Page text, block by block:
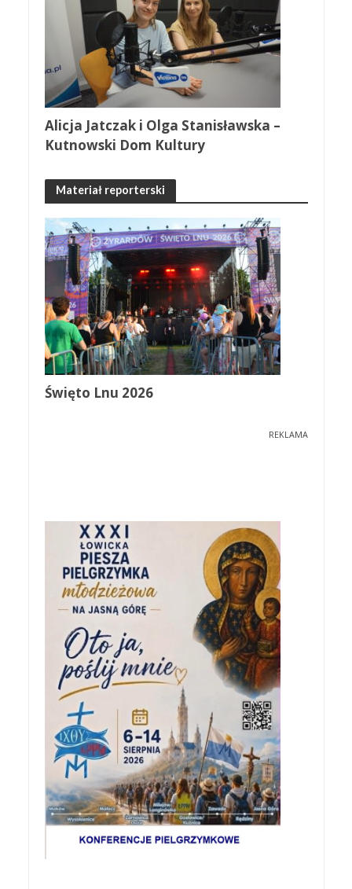
Alicja Jatczak i Olga Stanisławska –
Kutnowski Dom Kultury
Materiał reporterski
Święto Lnu 2026
REKLAMA